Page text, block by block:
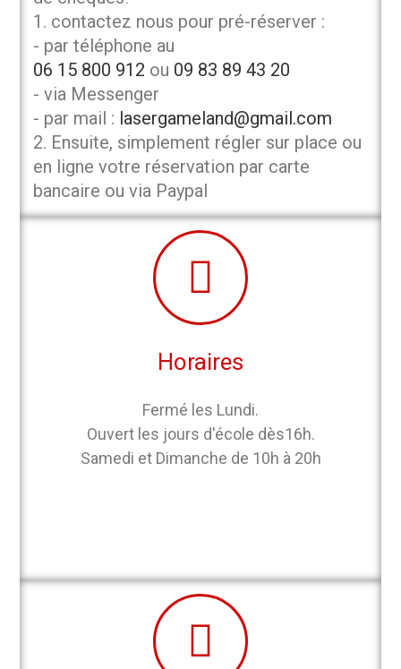
1. contactez nous pour pré-réserver :
- par téléphone au
06 15 800 912 ou 09 83 89 43 20
- via Messenger
- par mail : lasergameland@gmail.com
2. Ensuite, simplement régler sur place ou
en ligne votre réservation par carte
bancaire ou via Paypal
Horaires
Fermé les Lundi.
Ouvert les jours d'école dès16h.
Samedi et Dimanche de 10h à 20h